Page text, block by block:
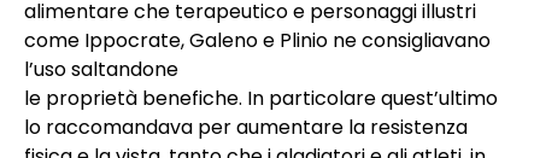
alimentare che terapeutico e personaggi illustri
come Ippocrate, Galeno e Plinio ne consigliavano
l’uso saltandone
le proprietà benefiche. In particolare quest’ultimo
lo raccomandava per aumentare la resistenza